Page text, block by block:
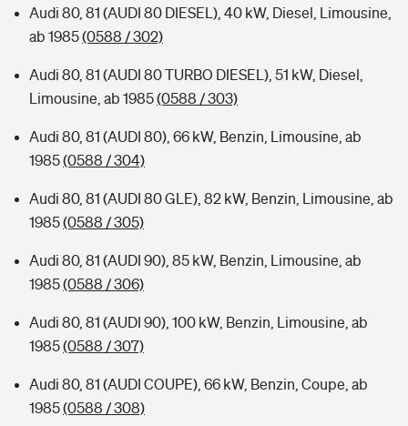
Kinderunfall-Check: Mehr Sicherheit für deine Kids
Typklassen: So ist Ihr Auto eingestuft
Sie haben Fragen?
Audi 80, 81 (AUDI 80 DIESEL), 40 kW, Diesel, Limousine,
ab 1985(0588 / 302)
Audi 80, 81 (AUDI 80 TURBO DIESEL), 51 kW, Diesel,
Limousine, ab 1985(0588 / 303)
Audi 80, 81 (AUDI 80), 66 kW, Benzin, Limousine, ab
1985(0588 / 304)
Audi 80, 81 (AUDI 80 GLE), 82 kW, Benzin, Limousine, ab
1985(0588 / 305)
Audi 80, 81 (AUDI 90), 85 kW, Benzin, Limousine, ab
1985(0588 / 306)
Audi 80, 81 (AUDI 90), 100 kW, Benzin, Limousine, ab
1985(0588 / 307)
Audi 80, 81 (AUDI COUPE), 66 kW, Benzin, Coupe, ab
1985(0588 / 308)